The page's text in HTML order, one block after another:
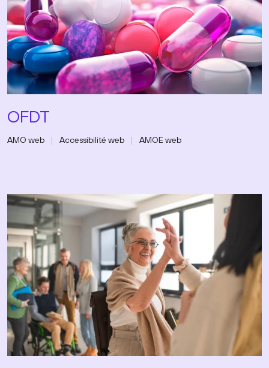
OFDT
AMO web Accessibilité web AMOE web